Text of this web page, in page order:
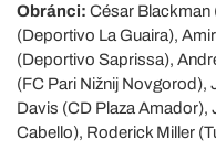
Obránci: César Blackman
(Deportivo La Guaira),
(Deportivo Saprissa),
(FC Pari Nižnij
Davis (CD Plaza
Cabello), Roderick Miller